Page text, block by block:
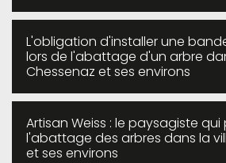
L'obligation d'installer une
lors de l'abattage d'un arbre
Chessenaz et ses environs
Artisan Weiss : le paysagiste
l'abattage des arbres dans la
et ses environs